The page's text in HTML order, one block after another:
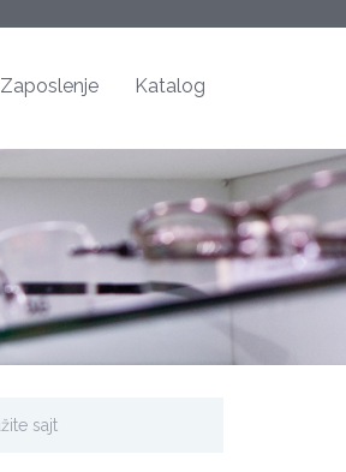
Zaposlenje Katalog